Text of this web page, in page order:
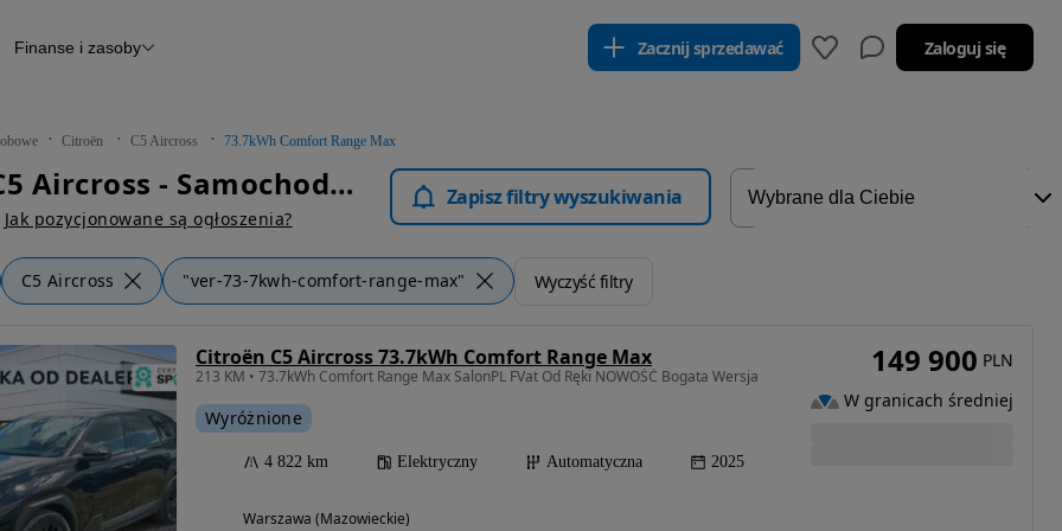
Raport z inspekcji
Otomoto News
Finanse i zasoby Zacznij sprzedawać Zaloguj się
Citroën C5 Aircross 73.7kWh Comfort Range Max
Citroën C5 Aircross - Samochody Osobowe
Jak pozycjonowane są ogłoszenia?
Zapisz filtry wyszukiwania
C5 Aircross "ver-73-7kwh-comfort-range-max" Wyczyść filtry
Citroën C5 Aircross 73.7kWh Comfort Range Max
213 KM • 73.7kWh Comfort Range Max SalonPL FVat Od Ręki NOWOŚĆ Bogata Wersja
Wyróżnione
4 822 km Elektryczny Automatyczna 2025
Warszawa (Mazowieckie)
149 900 PLN
W granicach średniej